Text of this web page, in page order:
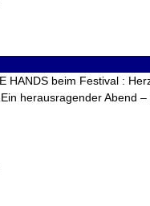
HANDS beim Festival :
herausragender Abend